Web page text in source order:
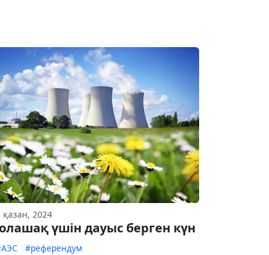
қазан, 2024
үшін дауыс берген күн
#референдум